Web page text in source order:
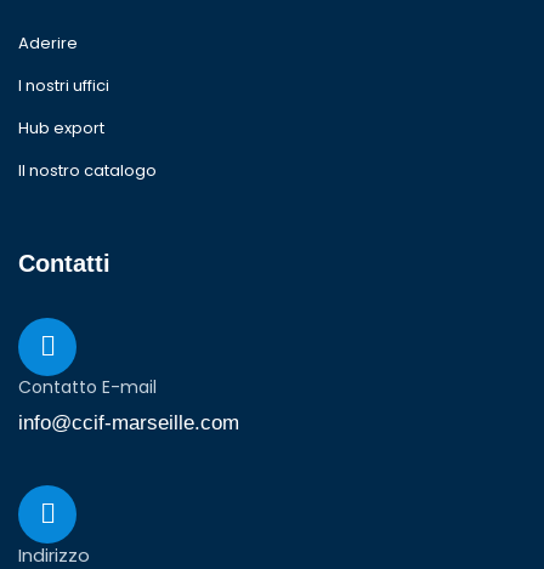
Aderire
I nostri uffici
Hub export
Il nostro catalogo
Contatti
Contatto E-mail
info@ccif-marseille.com
Indirizzo